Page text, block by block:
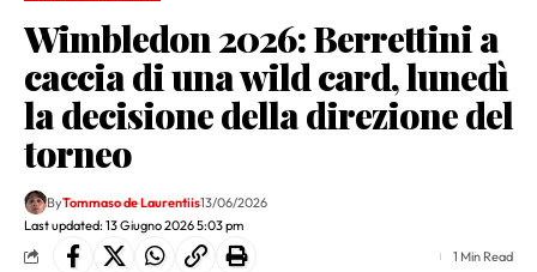
Wimbledon 2026: Berrettini a
caccia di una wild card, lunedì
la decisione della direzione del
torneo
Last updated: 13 Giugno 2026 5:03 pm
ByTommaso de Laurentiis13/06/2026
1 Min Read